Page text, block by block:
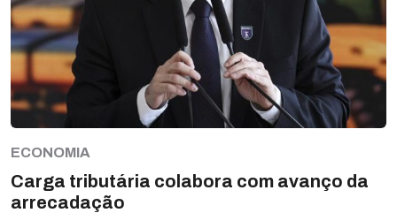
ECONOMIA
Carga tributária colabora com avanço da
arrecadação